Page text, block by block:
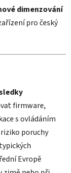
dimenzování
pro český
firmware,
s ovládáním
poruchy
Evropě